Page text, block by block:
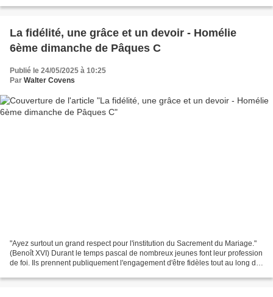
La fidélité, une grâce et un devoir - Homélie
6ème dimanche de Pâques C
Publié le 24/05/2025 à 10:25
Par Walter Covens
"Ayez surtout un grand respect pour l'institution du Sacrement du Mariage."
(Benoît XVI) Durant le temps pascal de nombreux jeunes font leur profession
de foi. Ils prennent publiquement l'engagement d'être fidèles tout au long de